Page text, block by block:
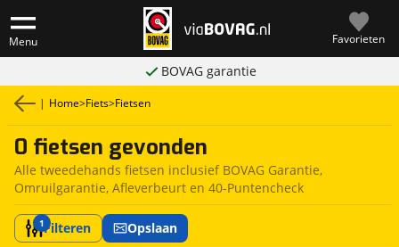
Menu Favorieten
BOVAG garantie
| Home>Fiets>Fietsen
0 fietsen gevonden
Alle tweedehands fietsen inclusief BOVAG Garantie,
Omruilgarantie, Afleverbeurt en 40-Puntencheck
1Filteren Opslaan